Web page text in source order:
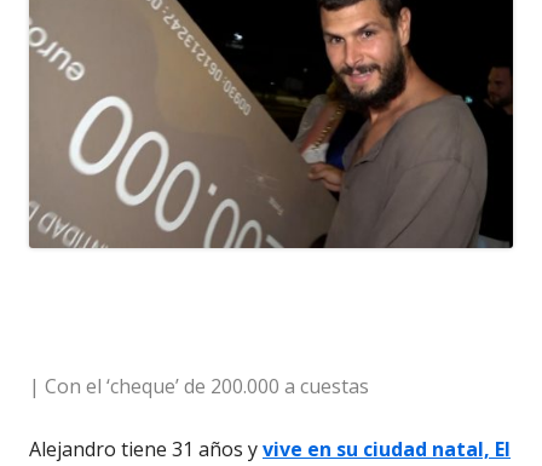
| Con el ‘cheque’ de 200.000 a cuestas
Alejandro tiene 31 años yvive en su ciudad natal, El